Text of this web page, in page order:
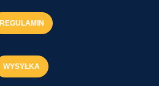
REGULAMIN
WYSYŁKA